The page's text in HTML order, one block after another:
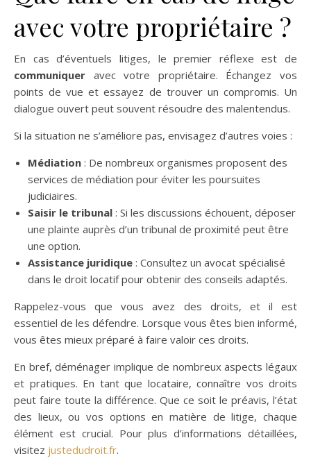
avec votre propriétaire ?
En cas d’éventuels litiges, le premier réflexe est de
communiquer avec votre propriétaire. Échangez vos
points de vue et essayez de trouver un compromis. Un
dialogue ouvert peut souvent résoudre des malentendus.
Si la situation ne s’améliore pas, envisagez d’autres voies :
Médiation : De nombreux organismes proposent des
services de médiation pour éviter les poursuites
judiciaires.
Saisir le tribunal : Si les discussions échouent, déposer
une plainte auprès d’un tribunal de proximité peut être
une option.
Assistance juridique : Consultez un avocat spécialisé
dans le droit locatif pour obtenir des conseils adaptés.
Rappelez-vous que vous avez des droits, et il est
essentiel de les défendre. Lorsque vous êtes bien informé,
vous êtes mieux préparé à faire valoir ces droits.
En bref, déménager implique de nombreux aspects légaux
et pratiques. En tant que locataire, connaître vos droits
peut faire toute la différence. Que ce soit le préavis, l’état
des lieux, ou vos options en matière de litige, chaque
élément est crucial. Pour plus d’informations détaillées,
visitez justedudroit.fr.